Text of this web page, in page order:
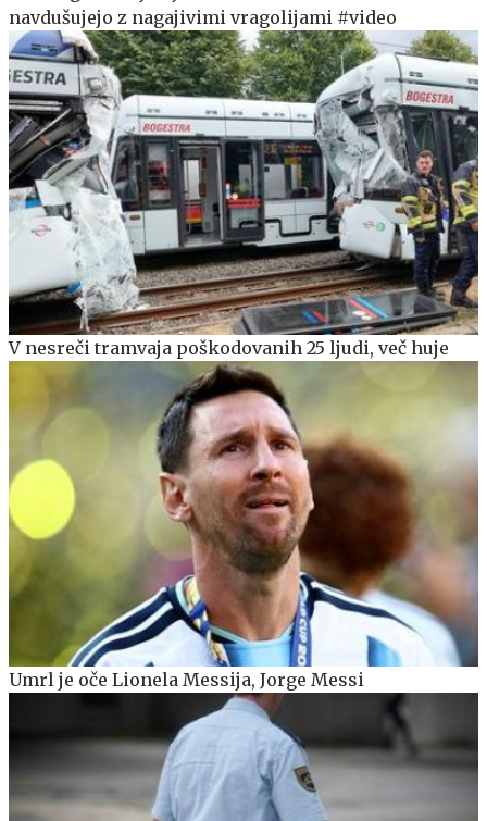
navdušujejo z nagajivimi vragolijami #video
V nesreči tramvaja poškodovanih 25 ljudi, več huje
Umrl je oče Lionela Messija, Jorge Messi